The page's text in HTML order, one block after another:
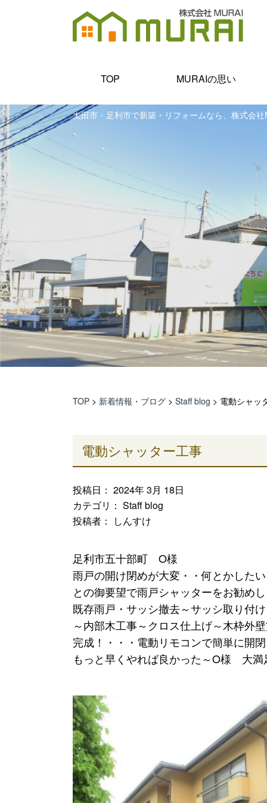
TOP MURAIの思い
太田市・足利市で新築・リフォームなら、株式会
TOP > 新着情報・ブログ > Staff blog > 電動シャッ
電動シャッター工事
投稿日： 2024年 3月 18日
カテゴリ： Staff blog
投稿者： しんすけ
足利市五十部町 O様
雨戸の開け閉めが大変・・何とかした
との御要望で雨戸シャッターをお勧め
既存雨戸・サッシ撤去～サッシ取り付
～内部木工事～クロス仕上げ～木枠外
完成！・・・電動リモコンで簡単に開
もっと早くやれば良かった～O様 大満